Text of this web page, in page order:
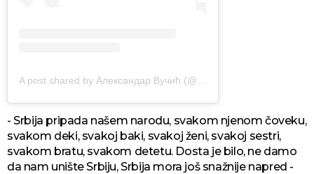
- Srbija pripada našem narodu, svakom njenom čoveku,
svakom deki, svakoj baki, svakoj ženi, svakoj sestri,
svakom bratu, svakom detetu. Dosta je bilo, ne damo
da nam unište Srbiju, Srbija mora još snažnije napred -